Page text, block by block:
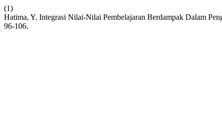
(1)
Hatima, Y. Integrasi Nilai-Nilai Pembelajaran Berdampak Dalam
96-106.